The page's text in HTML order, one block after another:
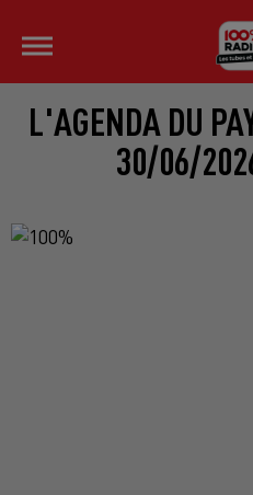
L'AGENDA DU
30/06/